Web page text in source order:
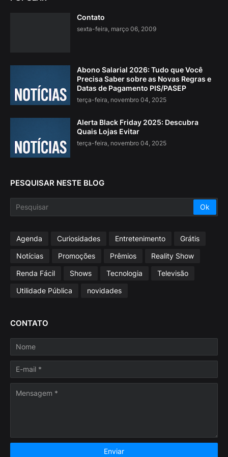
Contato
sexta-feira, março 06, 2009
Abono Salarial 2026: Tudo que Você
Precisa Saber sobre as Novas Regras e
Datas de Pagamento PIS/PASEP
terça-feira, novembro 04, 2025
Alerta Black Friday 2025: Descubra
Quais Lojas Evitar
terça-feira, novembro 04, 2025
PESQUISAR NESTE BLOG
Agenda Curiosidades Entretenimento
Grátis
Notícias
Promoções Prêmios
Reality Show
Renda Fácil
Shows Tecnologia
Televisão
Utilidade Pública
novidades
CONTATO